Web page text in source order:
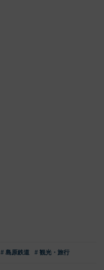
# 島原鉄道 # 観光・旅行